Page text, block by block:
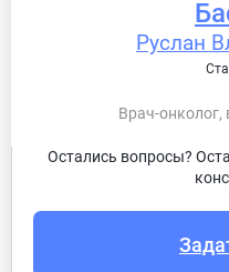
Руслан
Врач-онколог,
Остались вопросы?